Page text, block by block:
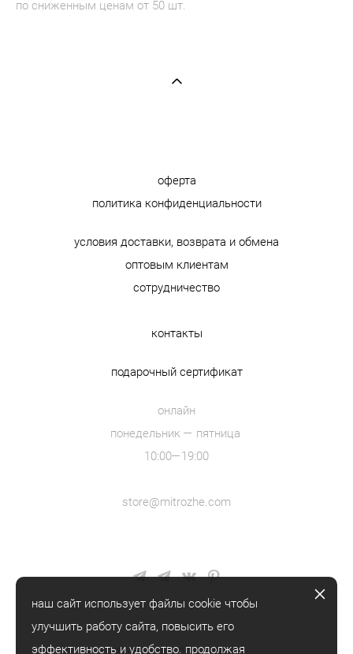
по сниженным ценам от 50 шт.
оферта
политика конфиденциальности
условия доставки, возврата и обмена
оптовым клиентам
сотрудничество
контакты
подарочный сертификат
онлайн
понедельник — пятница
10:00—19:00
store@mitrozhe.com
наш сайт использует файлы cookie чтобы
улучшить работу сайта, повысить его
эффективность и удобство. продолжая